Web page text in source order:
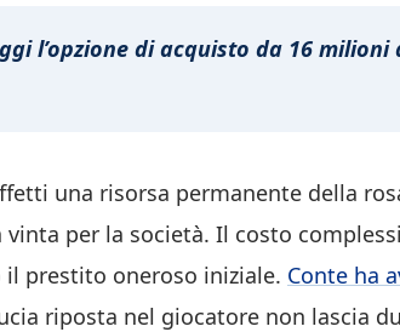
l’opzione di acquisto da 16 milioni
una risorsa permanente della
per la società. Il costo
prestito oneroso iniziale. Conte ha
riposta nel giocatore non lascia